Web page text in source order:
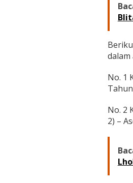
g
u
n
n
a
a
dalam
No. 1
No. 2
2) –